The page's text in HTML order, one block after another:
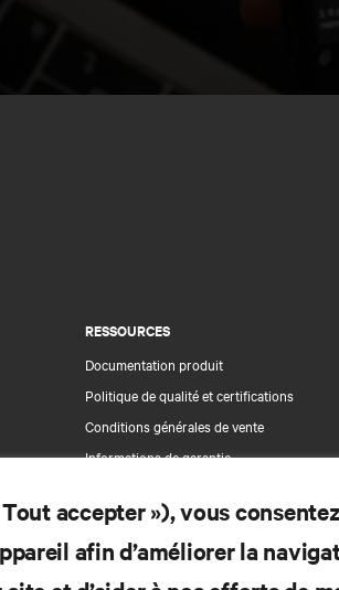
RESSOURCES
Documentation produit
Politique de qualité et certifications
Conditions générales de vente
Informations de garantie
Plan du site
accepter »), vous
afin d’améliorer la